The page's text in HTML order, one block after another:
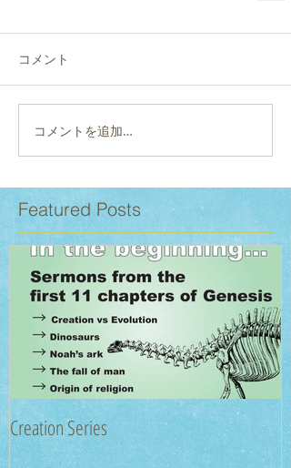
コメント
コメントを追加…
Featured Posts
Creation Series